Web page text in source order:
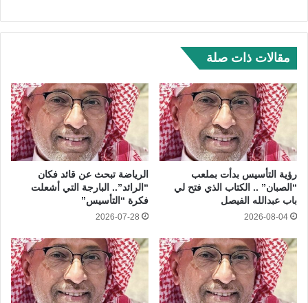
مقالات ذات صلة
رؤية التأسيس بدأت بملعب
“الصبان” .. الكتاب الذي فتح لي
باب عبدالله الفيصل
2026-08-04
الرياضة تبحث عن قائد فكان
“الرائد”.. البارجة التي أشعلت
فكرة “التأسيس”
2026-07-28